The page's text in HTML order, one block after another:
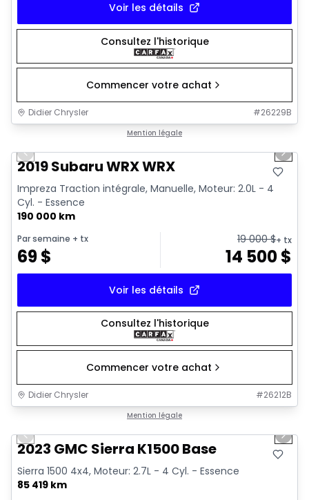
Voir les détails
Consultez l'historique
Commencer votre achat
Didier Chrysler #26229B
Mention légale
Previous slide Next
2019 Subaru WRX WRX
Impreza Traction intégrale, Manuelle, Moteur: 2.0L - 4
Cyl. - Essence
190 000 km
Par semaine + tx
69$
19 000$+ tx
14 500$
Voir les détails
Consultez l'historique
Commencer votre achat
Didier Chrysler #26212B
Mention légale
Previous slide Next
2023 GMC Sierra K1500 Base
Sierra 1500 4x4, Moteur: 2.7L - 4 Cyl. - Essence
85 419 km